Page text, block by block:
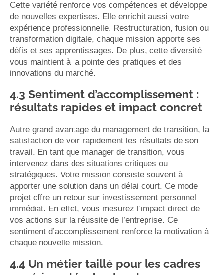
Cette variété renforce vos compétences et développe
de nouvelles expertises. Elle enrichit aussi votre
expérience professionnelle. Restructuration, fusion ou
transformation digitale, chaque mission apporte ses
défis et ses apprentissages. De plus, cette diversité
vous maintient à la pointe des pratiques et des
innovations du marché.
4.3 Sentiment d’accomplissement :
résultats rapides et impact concret
Autre grand avantage du management de transition, la
satisfaction de voir rapidement les résultats de son
travail. En tant que manager de transition, vous
intervenez dans des situations critiques ou
stratégiques. Votre mission consiste souvent à
apporter une solution dans un délai court. Ce mode
projet offre un retour sur investissement personnel
immédiat. En effet, vous mesurez l’impact direct de
vos actions sur la réussite de l’entreprise. Ce
sentiment d’accomplissement renforce la motivation à
chaque nouvelle mission.
4.4 Un métier taillé pour les cadres